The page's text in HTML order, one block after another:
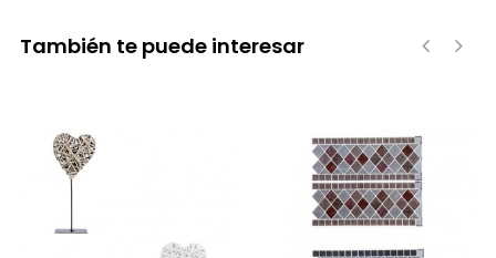
También te puede interesar